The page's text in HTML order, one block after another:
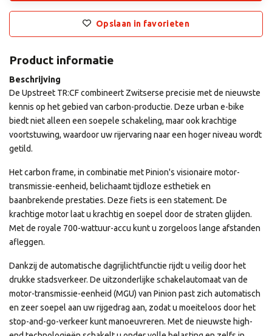
Opslaan in favorieten
Product informatie
Beschrijving
De Upstreet TR:CF combineert Zwitserse precisie met de nieuwste
kennis op het gebied van carbon-productie. Deze urban e-bike
biedt niet alleen een soepele schakeling, maar ook krachtige
voortstuwing, waardoor uw rijervaring naar een hoger niveau wordt
getild.
Het carbon frame, in combinatie met Pinion's visionaire motor-
transmissie-eenheid, belichaamt tijdloze esthetiek en
baanbrekende prestaties. Deze fiets is een statement. De
krachtige motor laat u krachtig en soepel door de straten glijden.
Met de royale 700-wattuur-accu kunt u zorgeloos lange afstanden
afleggen.
Dankzij de automatische dagrijlichtfunctie rijdt u veilig door het
drukke stadsverkeer. De uitzonderlijke schakelautomaat van de
motor-transmissie-eenheid (MGU) van Pinion past zich automatisch
en zeer soepel aan uw rijgedrag aan, zodat u moeiteloos door het
stop-and-go-verkeer kunt manoeuvreren. Met de nieuwste high-